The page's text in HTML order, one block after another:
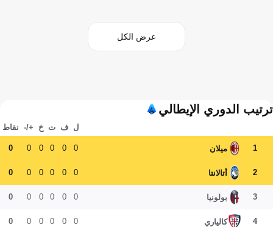
عرض الكل
ترتيب الدوري الإيطالي
ل ف ت خ +/- نقاط
1 ميلان 0
0
0
0
0
0
2 أتالانتا 0
0
0
0
0
0
3 بولونيا 0
0
0
0
0
0
4 كالياري 0
0
0
0
0
0